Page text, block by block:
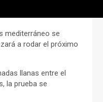
mediterráneo se
a rodar el próximo
llanas entre el
la prueba se